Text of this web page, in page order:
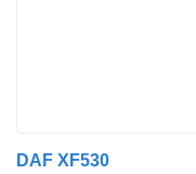
DAF XF530